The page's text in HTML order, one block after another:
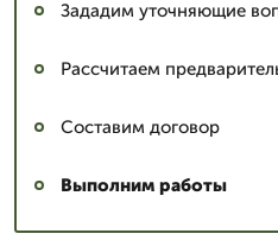
Зададим уточняющие
Рассчитаем
Составим договор
Выполним работы